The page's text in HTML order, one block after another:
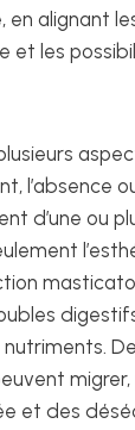
en alignant
et les
l’absence
d’une ou
et des